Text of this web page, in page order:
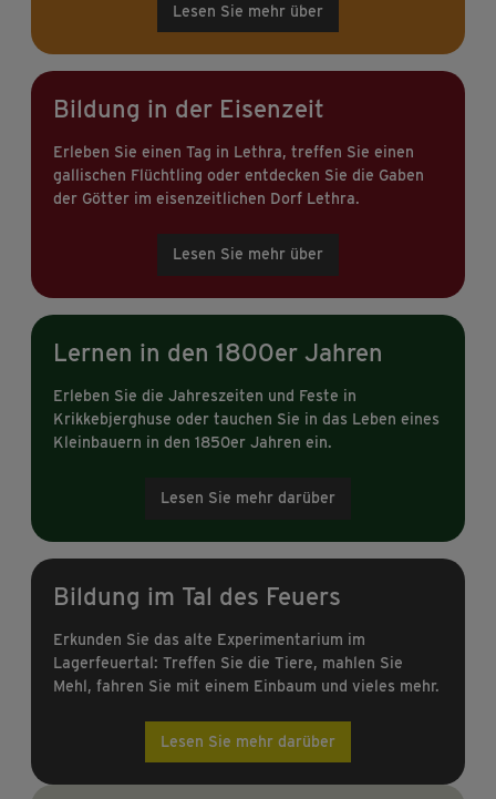
Lesen Sie mehr über
Bildung in der Eisenzeit
Erleben Sie einen Tag in Lethra, treffen Sie einen
gallischen Flüchtling oder entdecken Sie die Gaben
der Götter im eisenzeitlichen Dorf Lethra.
Lesen Sie mehr über
Lernen in den 1800er Jahren
Erleben Sie die Jahreszeiten und Feste in
Krikkebjerghuse oder tauchen Sie in das Leben eines
Kleinbauern in den 1850er Jahren ein.
Lesen Sie mehr darüber
Bildung im Tal des Feuers
Erkunden Sie das alte Experimentarium im
Lagerfeuertal: Treffen Sie die Tiere, mahlen Sie
Mehl, fahren Sie mit einem Einbaum und vieles mehr.
Lesen Sie mehr darüber